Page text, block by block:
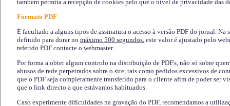
tambem permita a recepção de cookies pelo que o nível de privacidade das
Formato PDF
É facultado a alguns tipos de assinatura o acesso à versão PDF do jornal. Na
definido para durar no máximo 500 segundos, este valor é ajustado pelo
referido PDF contacte o webmaster.
Por forma a obter algum controlo na distribuição de PDF's, não só sobre
abusos de rede perpetrados sobre o site, tais como pedidos excessivos de
que o PDF seja completamente transferido para o cliente afim de poder ser
que o link directo a que estávamos habituados.
Caso experimente díficuldades na gravação do PDF, recomendamos a